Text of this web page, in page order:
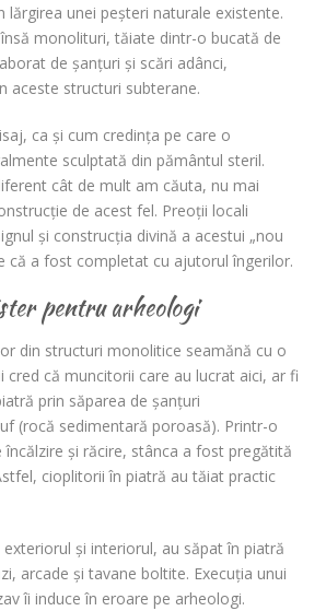
lărgirea unei peşteri naturale existente.
monolituri, tăiate dintr-o bucată de
de şanţuri şi scări adânci,
aceste structuri subterane.
ca şi cum credinţa pe care o
sculptată din pământul steril.
cât de mult am căuta, nu mai
de acest fel. Preoţii locali
şi construcţia divină a acestui „nou
că a fost completat cu ajutorul îngerilor.
pentru arheologi
din structuri monolitice seamănă cu o
cred că muncitorii care au lucrat aici, ar fi
prin săparea de şanţuri
(rocă sedimentară poroasă). Printr-o
încălzire şi răcire, stânca a fost pregătită
cioplitorii în piatră au tăiat practic
şi interiorul, au săpat în piatră
arcade şi tavane boltite. Execuţia unui
îi induce în eroare pe arheologi.